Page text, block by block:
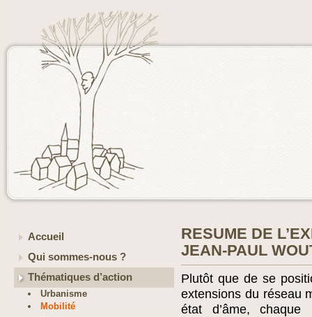
Accueil
Qui sommes-nous ?
Thématiques d’action
Urbanisme
Mobilité
RESUME DE
JEAN-PAUL
Plutôt que de se
extensions du réseau
état d’âme,